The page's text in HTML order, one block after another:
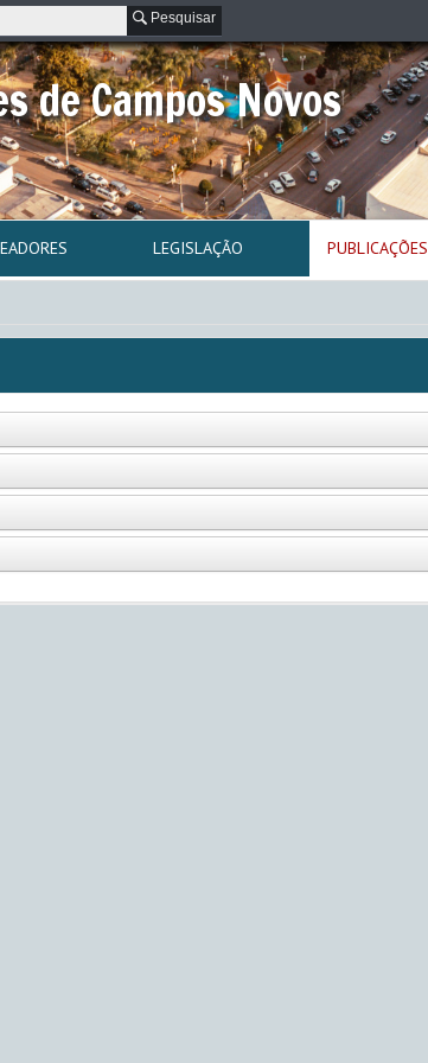
Pesquisar
de Campos Novos
LEGISLAÇÃO PUBLICAÇÕES